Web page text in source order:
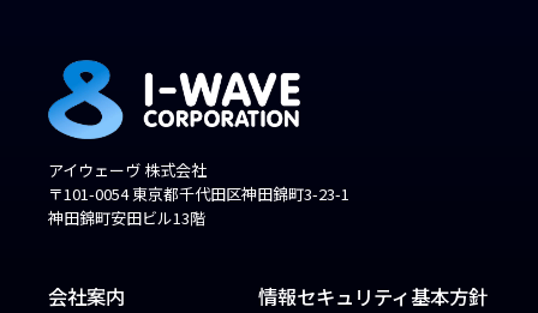
アイウェーヴ 株式会社
〒101-0054 東京都千代田区神田錦町3-23-1
神田錦町安田ビル13階
会社案内
情報セキュリティ基本方針